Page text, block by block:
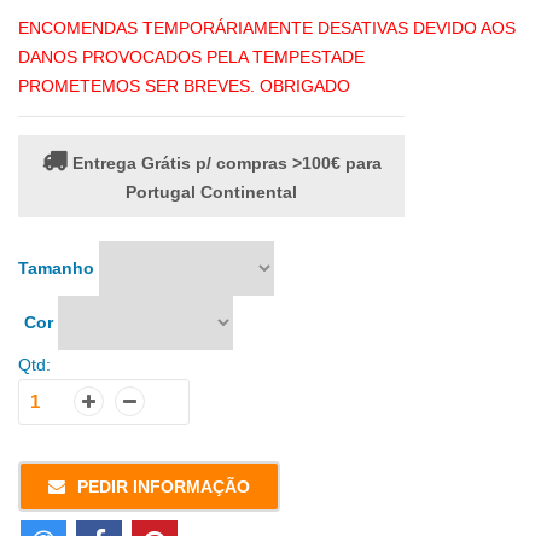
ENCOMENDAS TEMPORÁRIAMENTE DESATIVAS DEVIDO AOS
DANOS PROVOCADOS PELA TEMPESTADE
PROMETEMOS SER BREVES. OBRIGADO
Entrega Grátis p/ compras >100€ para
Portugal Continental
Tamanho
Cor
Qtd:
PEDIR INFORMAÇÃO